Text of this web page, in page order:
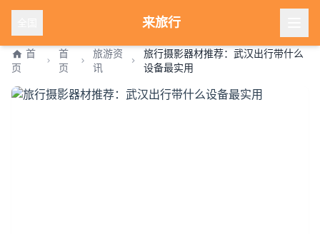
来旅行
首
页
首
页
旅游资
讯
旅行摄影器材推荐：武汉出行带什么
设备最实用